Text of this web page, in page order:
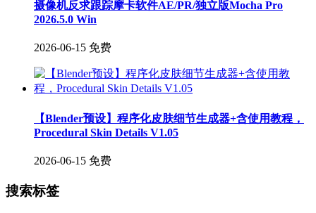
摄像机反求跟踪摩卡软件AE/PR/独立版Mocha Pro
2026.5.0 Win
2026-06-15 免费
【Blender预设】程序化皮肤细节生成器+含使用教程，
Procedural Skin Details V1.05
2026-06-15 免费
搜索标签